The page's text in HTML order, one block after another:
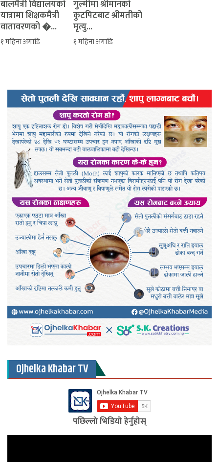
बालमैत्री विद्यालयको
यात्रामा शिक्षकमैत्री
वातावरणको �...
१ महिना अगाडि
‎गुल्मीमा श्रीमानको
कुटपिटबाट श्रीमतीको
मृत्यु...
१ महिना अगाडि
Ojhelka Khabar TV
पछिल्लो भिडियो हेर्नुहोस्